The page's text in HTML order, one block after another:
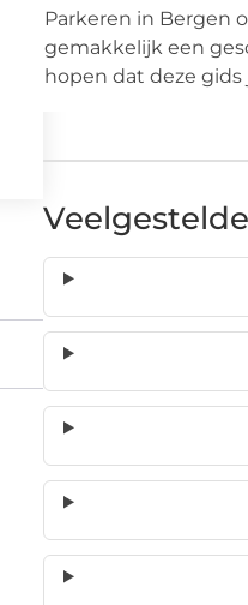
Parkeren in Bergen
gemakkelijk een
hopen dat deze